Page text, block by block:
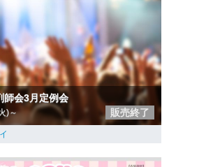
師会3月定例会
)～ 販売終了